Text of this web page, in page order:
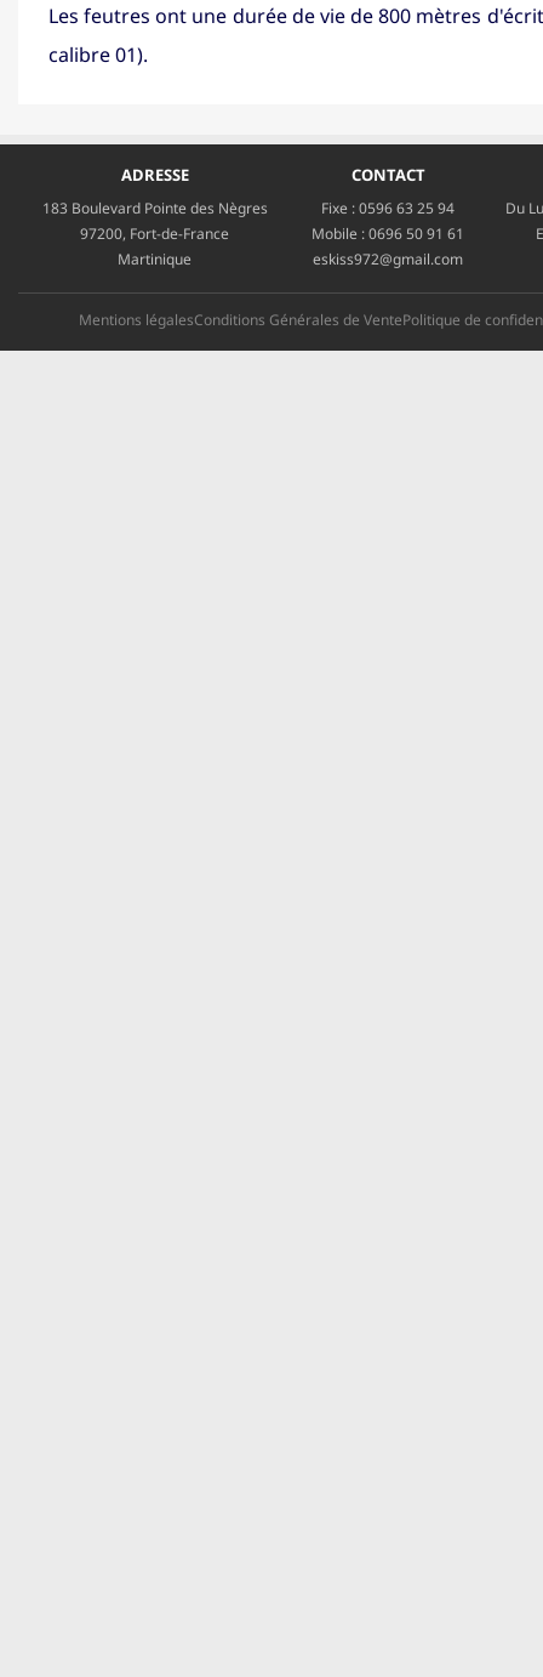
Les feutres ont une durée de vie de 800 mètres
calibre 01).
ADRESSE
183 Boulevard Pointe des Nègres
97200, Fort-de-France
Martinique
CONTACT
Fixe :0596 63 25 94
Mobile :0696 50 91 61
eskiss972@gmail.com
Du
Mentions légalesConditions Générales de VentePolitique de